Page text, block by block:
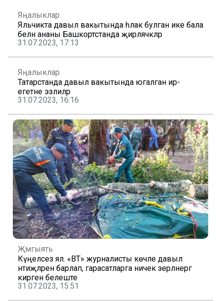
Яңалыклар
Яльчикта давыл вакытында һәлак булган ике бала
белән ананы Башкортстанда җирләячәкләр
31.07.2023, 17:13
Яңалыклар
Татарстанда давыл вакытында югалган ир-
егетне эзлиләр
31.07.2023, 16:16
Җәмгыять
Күңелсез ял. «ВТ» журналисты көчле давыл
нәтиҗәләрен барлап, гарасатларга ничек әзерләнергә
кирәген белеште
31.07.2023, 15:51